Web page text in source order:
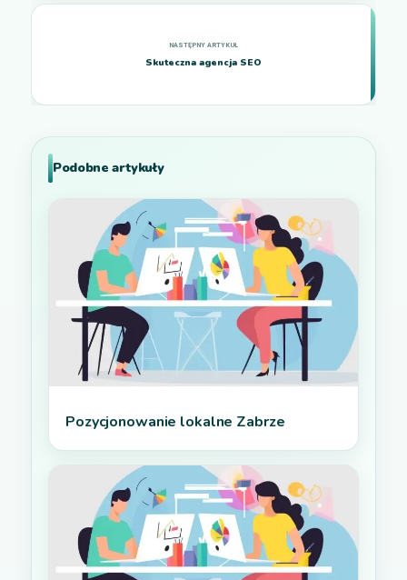
Skuteczna agencja SEO
Podobne artykuły
Pozycjonowanie lokalne Zabrze